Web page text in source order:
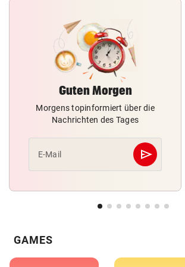
Guten Morgen
Morgens topinformiert über die
Nachrichten des Tages
E-Mail send
Abschicken
GAMES